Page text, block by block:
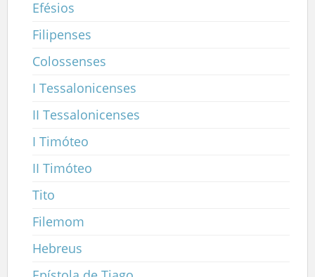
Efésios
Filipenses
Colossenses
I Tessalonicenses
II Tessalonicenses
I Timóteo
II Timóteo
Tito
Filemom
Hebreus